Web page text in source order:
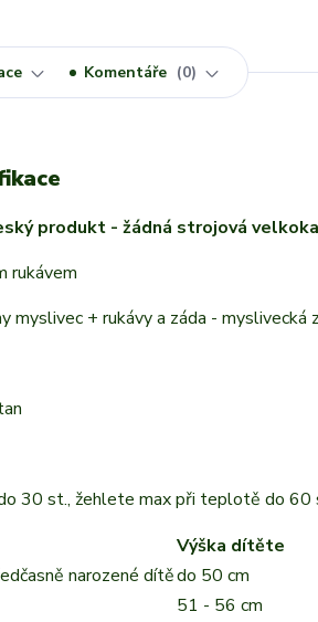
Komentáře 0
produkt - žádná strojová
rukávem
myslivec + rukávy a záda - myslivecká
30 st., žehlete max při teplotě do 60
Výška dítěte
narozené dítědo 50 cm
51 - 56 cm